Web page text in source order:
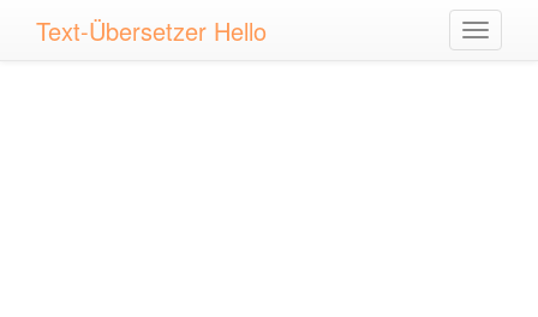
Toggle
Text-Übersetzer Hello